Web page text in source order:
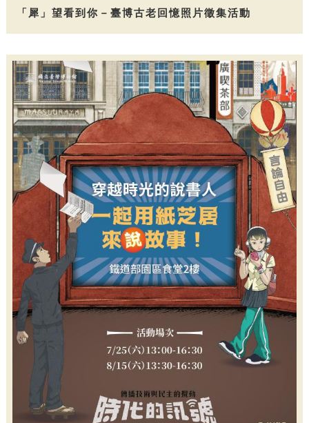
「犀」望看到你－臺博古老回憶照片徵集活動